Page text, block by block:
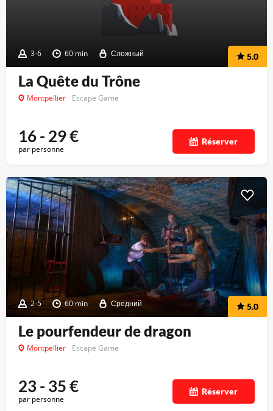
3-6 60 min Сложный 5.0
La Quête du Trône
Montpellier Escape Game
16 - 29€
par personne
Réserver
2-5 60 min Средний 5.0
Le pourfendeur de dragon
Montpellier Escape Game
23 - 35€
par personne
Réserver